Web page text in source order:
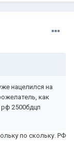
нацелился на
как
2500бдцп
по скольку. РФ